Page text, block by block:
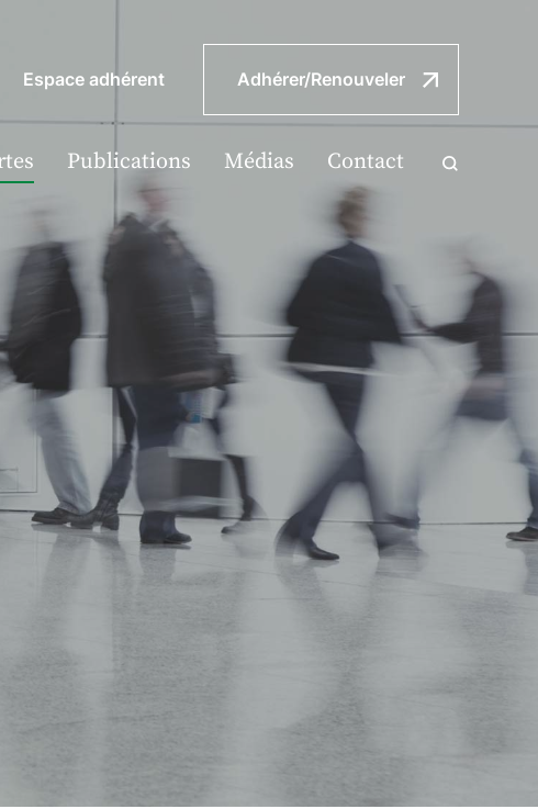
Espace adhérent Adhérer/Renouveler
Publications Médias Contact